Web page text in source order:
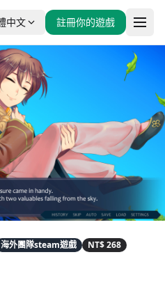
中文 註冊你的遊戲
海外團隊steam遊戲 NT$ 268